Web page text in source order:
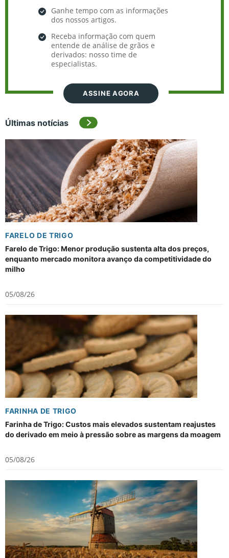
Ganhe tempo com as informações
dos nossos artigos.
Receba informação com quem
entende de análise de grãos e
derivados: nosso time de
especialistas.
ASSINE AGORA
Últimas notícias
FARELO DE TRIGO
Farelo de Trigo: Menor produção sustenta alta dos preços,
enquanto mercado monitora avanço da competitividade do
milho
05/08/26
FARINHA DE TRIGO
Farinha de Trigo: Custos mais elevados sustentam reajustes
do derivado em meio à pressão sobre as margens da moagem
05/08/26